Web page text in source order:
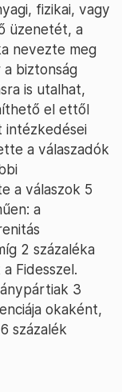
fizikai, vagy
üzenetét, a
nevezte meg
biztonság
is utalhat,
el ettől
intézkedései
a válaszadók
a válaszok 5
a
2 százaléka
Fidesszel.
3
okaként,
százalék